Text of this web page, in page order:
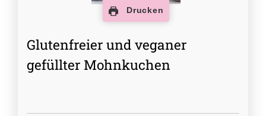
Drucken
Glutenfreier und veganer
gefüllter Mohnkuchen